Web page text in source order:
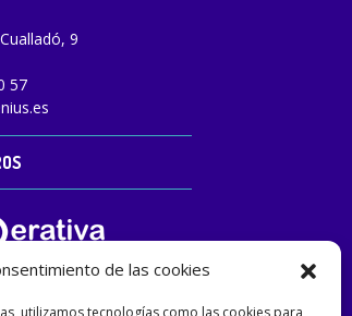
de las cookies
utilizamos tecnologías como las cookies para
9
57